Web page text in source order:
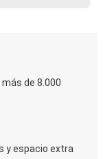
de 8.000
y espacio extra